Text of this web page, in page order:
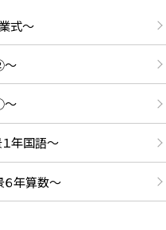
式～
～
～
１年国語～
６年算数～